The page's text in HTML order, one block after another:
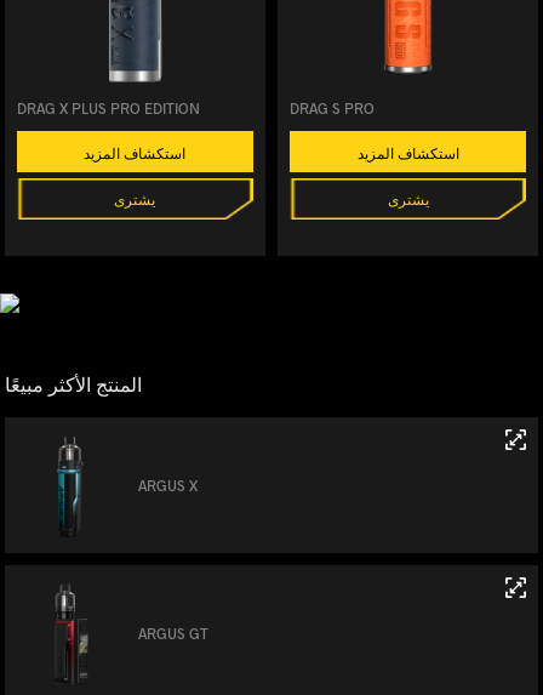
DRAG X PLUS PRO EDITION
استكشاف المزيد
يشترى
DRAG S PRO
استكشاف المزيد
يشترى
المنتج الأكثر مبيعًا
ARGUS X
ARGUS GT